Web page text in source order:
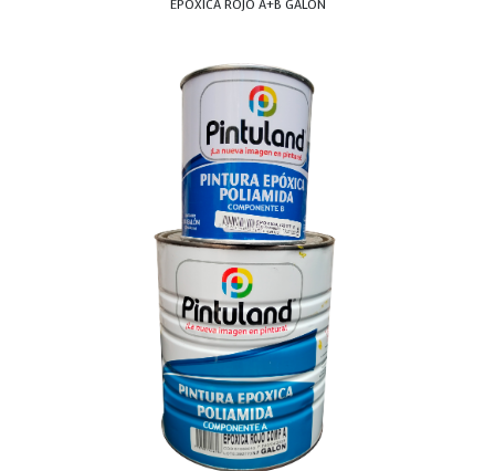
BROCA METAL HOPEX 1/8
EPOXICA ROJO A+B GALON